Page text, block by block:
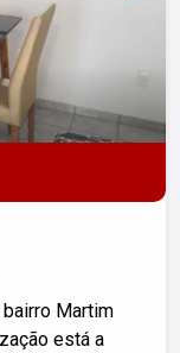
Martim
está a